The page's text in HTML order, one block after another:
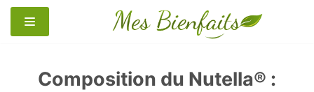
Aller
au
Composition du Nutella® :